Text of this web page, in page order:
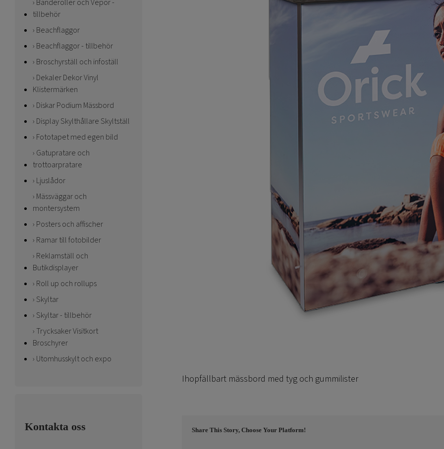
Ihopfällbart mässbord med tyg och gummilister
Share This Story, Choose Your Platform!
Banderoller och Vepor -
tillbehör
Beachflaggor
Beachflaggor - tillbehör
Broschyrställ och infoställ
Dekaler Dekor Vinyl
Klistermärken
Diskar Podium Mässbord
Display Skylthållare Skyltställ
Fototapet med egen bild
Gatupratare och
trottoarpratare
Ljuslådor
Mässväggar och
montersystem
Posters och affischer
Ramar till fotobilder
Reklamställ och
Butikdisplayer
Roll up och rollups
Skyltar
Skyltar - tillbehör
Trycksaker Visitkort
Broschyrer
Utomhusskylt och expo
Kontakta oss